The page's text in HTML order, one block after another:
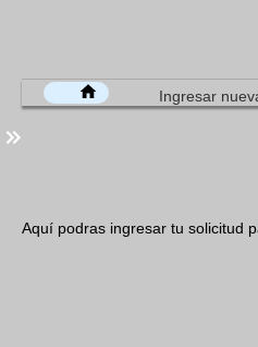
Ingresar
Aquí podras ingresar tu solicitud